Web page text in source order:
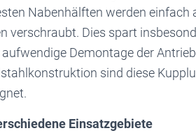
Nabenhälften werden einfach
verschraubt. Dies spart
Demontage der
sind diese
Einsatzgebiete